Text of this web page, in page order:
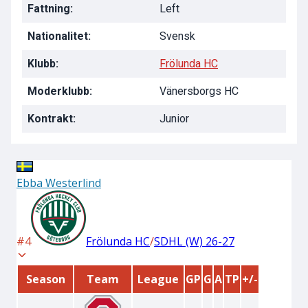
Fattning: Left
Nationalitet: Svensk
Klubb: Frölunda HC
Moderklubb: Vänersborgs HC
Kontrakt: Junior